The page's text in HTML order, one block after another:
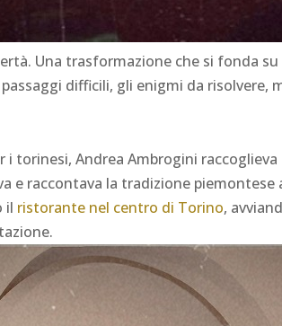
Una trasformazione che si fonda
difficili, gli enigmi da
i torinesi, Andrea Ambrogini
e raccontava la tradizione
il ristorante nel centro di Torino,